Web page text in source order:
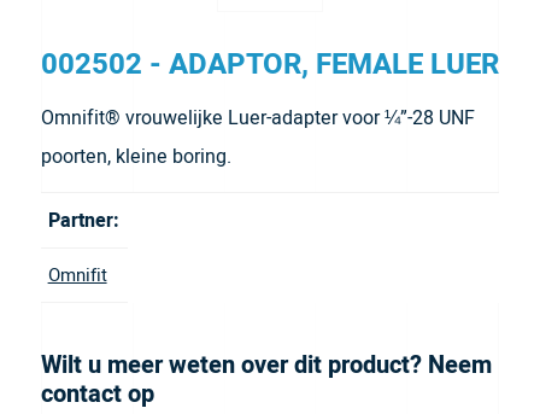
002502 - ADAPTOR, FEMALE LUER
Omnifit® vrouwelijke Luer-adapter voor ¼”-28 UNF
poorten, kleine boring.
Partner:
Omnifit
Wilt u meer weten over dit product? Neem
contact op